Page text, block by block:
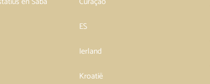
ES
Ierland
Kroatië